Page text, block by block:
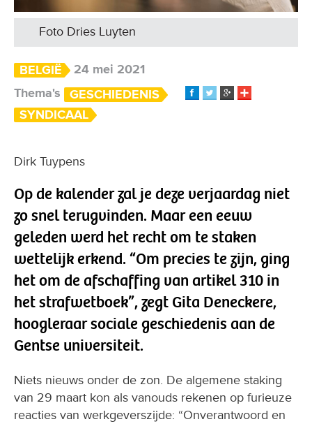
Foto Dries Luyten
BELGIË
24 mei 2021
Thema's
GESCHIEDENIS
SYNDICAAL
Dirk Tuypens
Op de kalender zal je deze verjaardag niet
zo snel terugvinden. Maar een eeuw
geleden werd het recht om te staken
wettelijk erkend. “Om precies te zijn, ging
het om de afschaffing van artikel 310 in
het strafwetboek”, zegt Gita Deneckere,
hoogleraar sociale geschiedenis aan de
Gentse universiteit.
Niets nieuws onder de zon. De algemene staking
van 29 maart kon als vanouds rekenen op furieuze
reacties van werkgeverszijde: “Onverantwoord en